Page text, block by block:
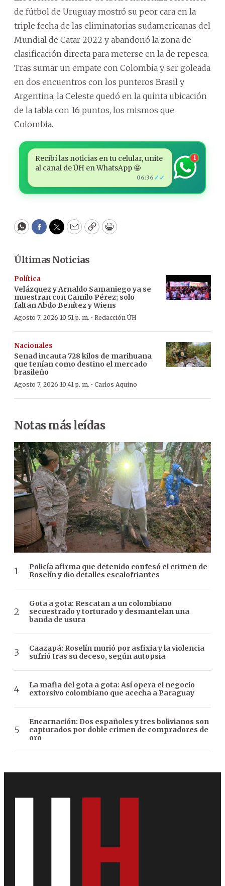
de fútbol de Uruguay mostró su peor cara en la
triple fecha de las eliminatorias sudamericanas del
Mundial de Catar 2022 y abandonó la zona de
clasificación directa para meterse en la de repesca.
Tras sumar un empate con Colombia y ser goleada
en dos encuentros con los punteros Brasil y
Argentina, la Celeste quedó en la quinta ubicación
de la tabla con 16 puntos, los mismos que
Colombia.
Recibí las noticias en tu celular, unite
al canal de ÚH en WhatsApp 🤩
06:36 ✓✓
1
WhatsApp
Facebook
Twitter
EmailCopyPrint
Últimas Noticias
Política
Velázquez y Arnaldo Samaniego ya se
muestran con Camilo Pérez; solo
faltan Abdo Benítez y Wiens
Agosto 7, 2026 10:51 p. m. · Redacción ÚH
Nacionales
Senad incauta 728 kilos de marihuana
que tenían como destino el mercado
brasileño
Agosto 7, 2026 10:41 p. m. · Carlos Aquino
Notas más leídas
Policía afirma que detenido confesó el crimen de
Roselín y dio detalles escalofriantes
Gota a gota: Rescatan a un colombiano
secuestrado y torturado y desmantelan una
banda de usura
Caazapá: Roselín murió por asfixia y la violencia
sufrió tras su deceso, según autopsia
La mafia del gota a gota: Así opera el negocio
extorsivo colombiano que acecha a Paraguay
Encarnación: Dos españoles y tres bolivianos son
capturados por doble crimen de compradores de
oro